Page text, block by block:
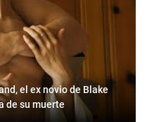
el ex novio de Blake
de su muerte